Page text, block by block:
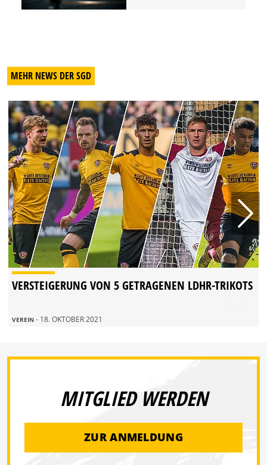
MEHR NEWS DER SGD
VERSTEIGERUNG VON 5 GETRAGENEN LDHR-TRIKOTS
VEREIN - 18. OKTOBER 2021
MITGLIED WERDEN
ZUR ANMELDUNG